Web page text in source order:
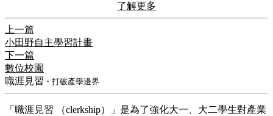
了解更多
上一篇
小田野自主學習計畫
下一篇
數位校園
職涯見習 ・打破產學邊界
「職涯見習 （clerkship）」是為了強化大一、大二學生對產業